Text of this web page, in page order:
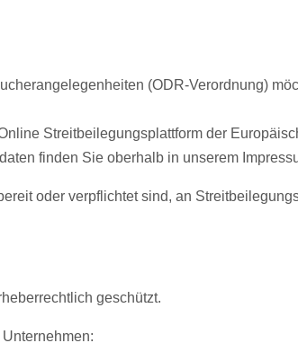
(ODR-Verordnung)
Streitbeilegungsplattform der
finden Sie oberhalb in unserem
oder verpflichtet sind, an
geschützt.